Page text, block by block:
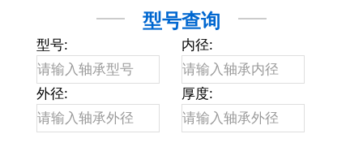
型号查询
型号: 内径:
外径: 厚度: